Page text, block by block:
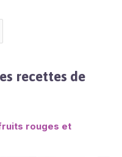
recettes de
rouges et